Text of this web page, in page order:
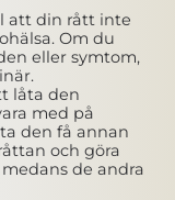
att din rått inte
Om du
eller symtom,
låta den
med på
den få annan
och göra
de andra